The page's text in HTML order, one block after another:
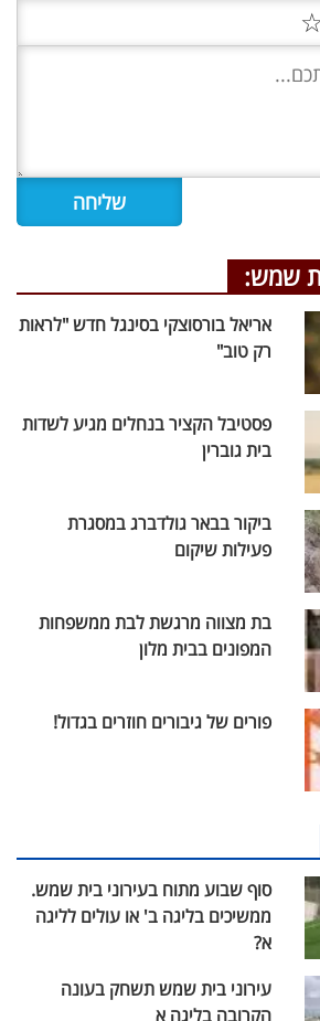
שמש:
אריאל בורסוצקי בסינגל חדש "לראות
רק טוב"
פסטיבל הקציר בנחלים מגיע לשדות
בית גוברין
ביקור בבאר גולדברג במסגרת
פעילות שיקום
בת מצווה מרגשת לבת ממשפחות
המפונים בבית מלון
פורים של גיבורים חוזרים בגדול!
סוף שבוע מתוח בעירוני בית שמש.
ממשיכים בליגה ב' או עולים לליגה
א?
עירוני בית שמש תשחק בעונה
הקרובה בליגה א